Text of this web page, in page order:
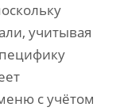
учитывая
с учётом